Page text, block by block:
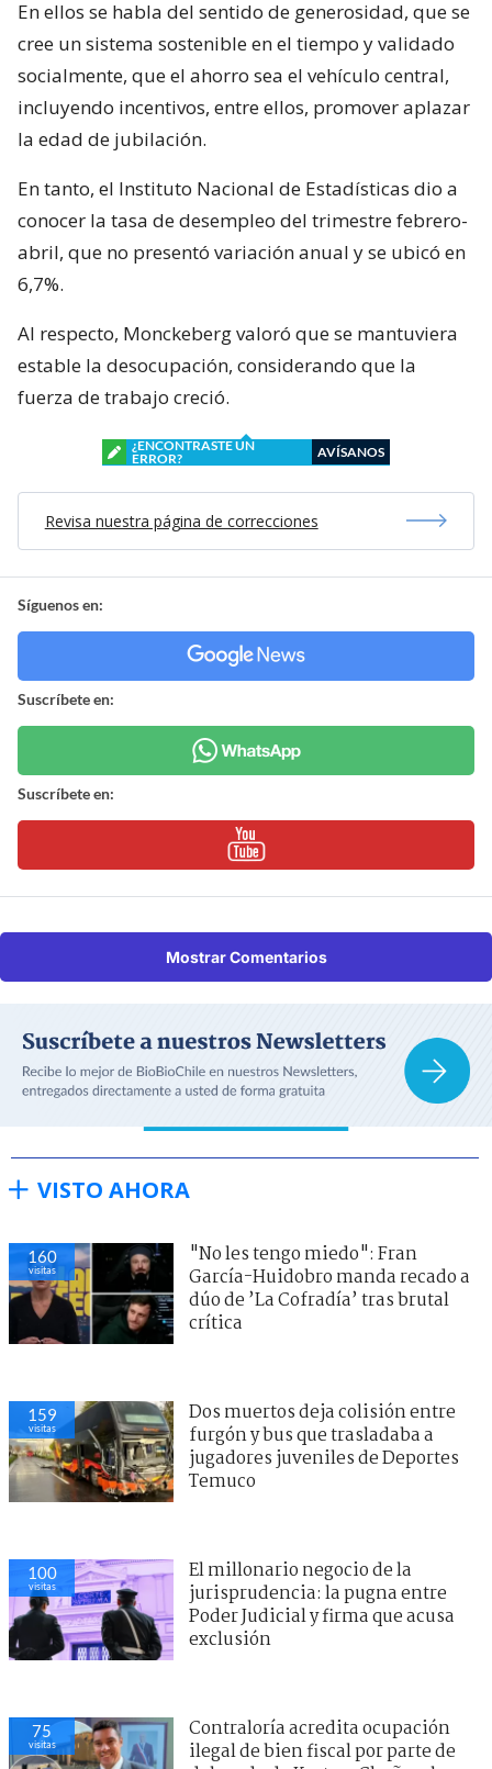
En ellos se habla del sentido de generosidad, que se
cree un sistema sostenible en el tiempo y validado
socialmente, que el ahorro sea el vehículo central,
incluyendo incentivos, entre ellos, promover aplazar
la edad de jubilación.
En tanto, el Instituto Nacional de Estadísticas dio a
conocer la tasa de desempleo del trimestre febrero-
abril, que no presentó variación anual y se ubicó en
6,7%.
Al respecto, Monckeberg valoró que se mantuviera
estable la desocupación, considerando que la
fuerza de trabajo creció.
¿ENCONTRASTE UN
ERROR?
AVÍSANOS
Revisa nuestra página de correcciones
Síguenos en:
Suscríbete en:
Suscríbete en:
Mostrar Comentarios
VISTO AHORA
160
visitas
"No les tengo miedo": Fran
García-Huidobro manda recado a
dúo de ’La Cofradía’ tras brutal
crítica
159
visitas
Dos muertos deja colisión entre
furgón y bus que trasladaba a
jugadores juveniles de Deportes
Temuco
100
visitas
El millonario negocio de la
jurisprudencia: la pugna entre
Poder Judicial y firma que acusa
exclusión
75
visitas
Contraloría acredita ocupación
ilegal de bien fiscal por parte de